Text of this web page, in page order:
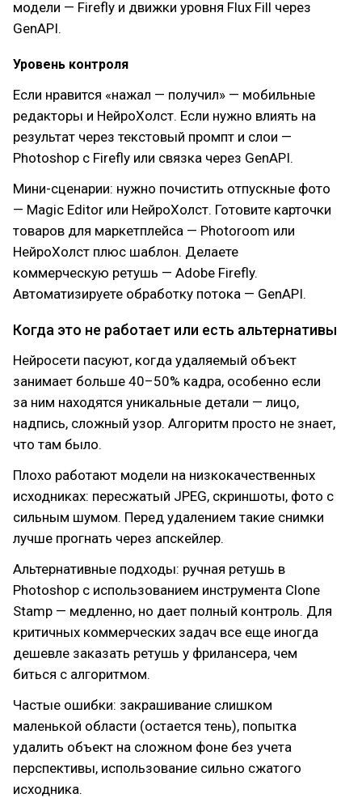
модели — Firefly и движки уровня Flux Fill через
GenAPI.
Уровень контроля
Если нравится «нажал — получил» — мобильные
редакторы и НейроХолст. Если нужно влиять на
результат через текстовый промпт и слои —
Photoshop с Firefly или связка через GenAPI.
Мини-сценарии: нужно почистить отпускные фото
— Magic Editor или НейроХолст. Готовите карточки
товаров для маркетплейса — Photoroom или
НейроХолст плюс шаблон. Делаете
коммерческую ретушь — Adobe Firefly.
Автоматизируете обработку потока — GenAPI.
Когда это не работает или есть альтернативы
Нейросети пасуют, когда удаляемый объект
занимает больше 40–50% кадра, особенно если
за ним находятся уникальные детали — лицо,
надпись, сложный узор. Алгоритм просто не знает,
что там было.
Плохо работают модели на низкокачественных
исходниках: пересжатый JPEG, скриншоты, фото с
сильным шумом. Перед удалением такие снимки
лучше прогнать через апскейлер.
Альтернативные подходы: ручная ретушь в
Photoshop с использованием инструмента Clone
Stamp — медленно, но дает полный контроль. Для
критичных коммерческих задач все еще иногда
дешевле заказать ретушь у фрилансера, чем
биться с алгоритмом.
Частые ошибки: закрашивание слишком
маленькой области (остается тень), попытка
удалить объект на сложном фоне без учета
перспективы, использование сильно сжатого
исходника.